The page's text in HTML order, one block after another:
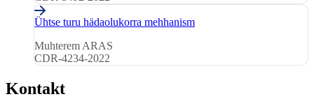
Ühtse turu hädaolukorra mehhanism
Muhterem ARAS
CDR-4234-2022
Kontakt